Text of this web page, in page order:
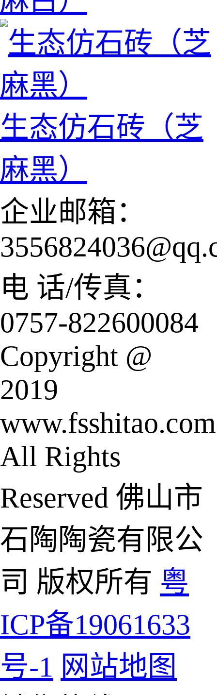
生态仿石砖（芝
麻黑）
企业邮箱：
电 话/传真：
0757-822600084
Copyright @
2019
www.fsshitao.com
All Rights
Reserved 佛山市
石陶陶瓷有限公
司 版权所有 粤
ICP备19061633
号-1 网站地图